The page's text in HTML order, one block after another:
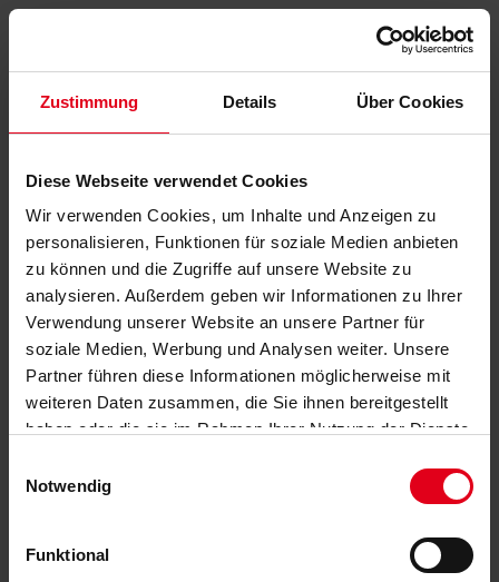
Zustimmung Details Über Cookies
Diese Webseite verwendet Cookies
Wir verwenden Cookies, um Inhalte und Anzeigen zu
personalisieren, Funktionen für soziale Medien anbieten
zu können und die Zugriffe auf unsere Website zu
analysieren. Außerdem geben wir Informationen zu Ihrer
Verwendung unserer Website an unsere Partner für
soziale Medien, Werbung und Analysen weiter. Unsere
Partner führen diese Informationen möglicherweise mit
weiteren Daten zusammen, die Sie ihnen bereitgestellt
haben oder die sie im Rahmen Ihrer Nutzung der Dienste
Notwendig
Funktional